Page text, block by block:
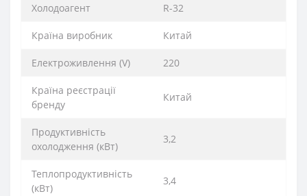
Xолодоагент R-32
Країна виробник Китай
Електроживлення (V) 220
Країна реєстрації
бренду
Китай
Продуктивність
охолодження (кВт)
3,2
Теплопродуктивність
(кВт)
3,4